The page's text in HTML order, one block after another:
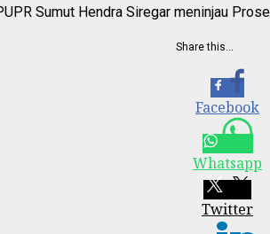
Sumut Hendra Siregar meninjau
Share this…
Facebook
Whatsapp
Twitter